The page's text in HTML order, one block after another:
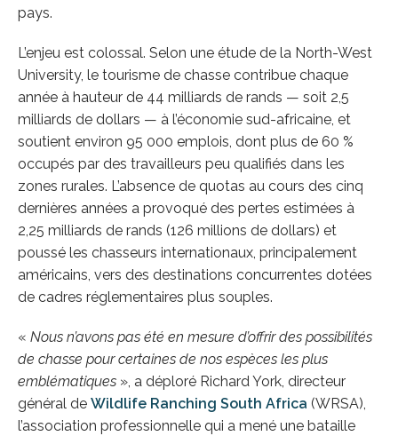
pays.
L’enjeu est colossal. Selon une étude de la North-West
University, le tourisme de chasse contribue chaque
année à hauteur de 44 milliards de rands — soit 2,5
milliards de dollars — à l’économie sud-africaine, et
soutient environ 95 000 emplois, dont plus de 60 %
occupés par des travailleurs peu qualifiés dans les
zones rurales. L’absence de quotas au cours des cinq
dernières années a provoqué des pertes estimées à
2,25 milliards de rands (126 millions de dollars) et
poussé les chasseurs internationaux, principalement
américains, vers des destinations concurrentes dotées
de cadres réglementaires plus souples.
« Nous n’avons pas été en mesure d’offrir des possibilités
de chasse pour certaines de nos espèces les plus
emblématiques », a déploré Richard York, directeur
général de Wildlife Ranching South Africa (WRSA),
l’association professionnelle qui a mené une bataille